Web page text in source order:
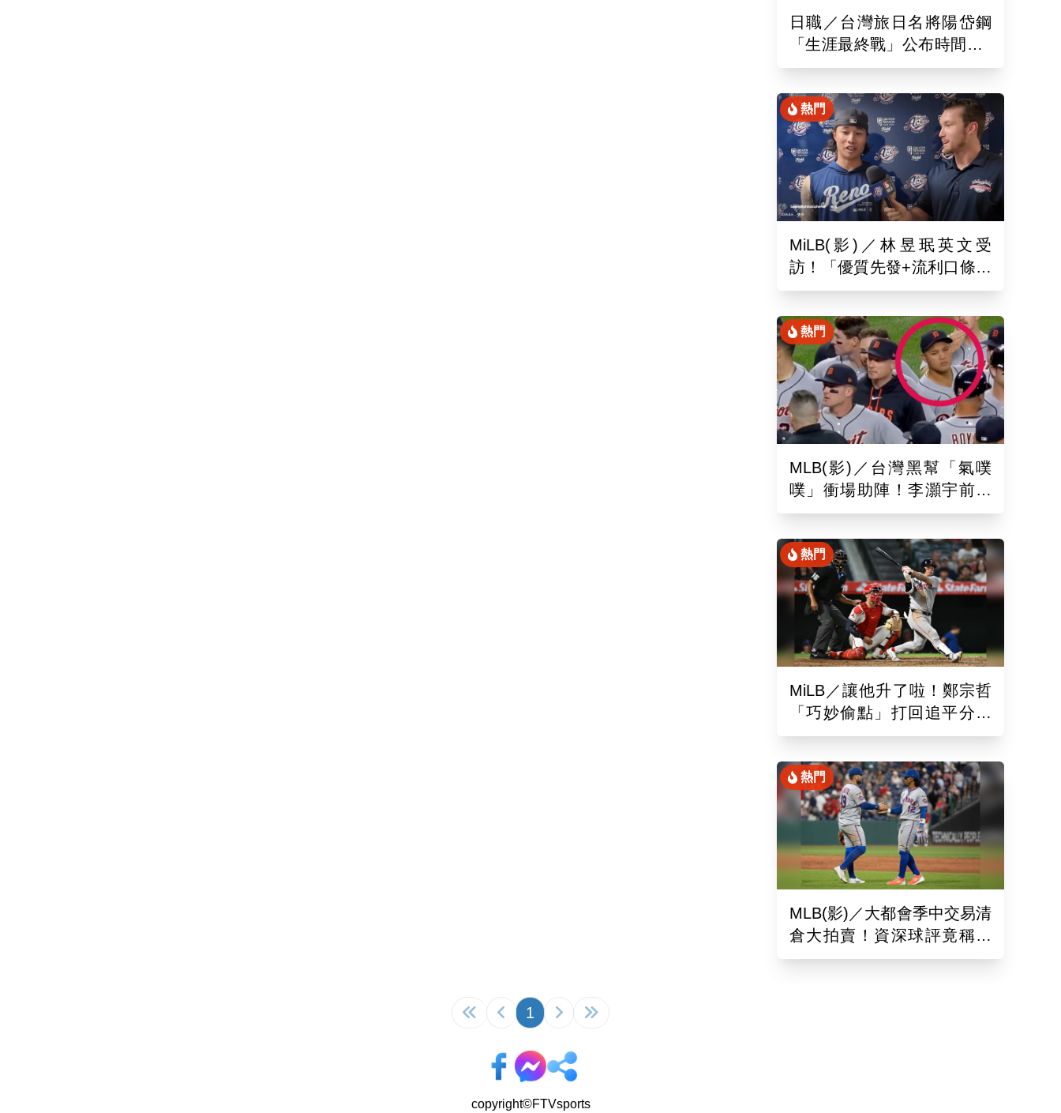
日職／台灣旅日名將陽岱鋼
「生涯最終戰」公布時間！9
月26於新潟主場舉辦引退儀
熱門
MiLB(影)／林昱珉英文受
訪！「優質先發+流利口條」
被讚爆 網：有Ray的感覺
熱門
MLB(影)／台灣黑幫「氣噗
噗」衝場助陣！李灝宇前輩
遭觸身球「引爆大場面」
熱門
MiLB／讓他升了啦！鄭宗哲
「巧妙偷點」打回追平分助
隊以10比4大勝
熱門
MLB(影)／大都會季中交易清
倉大拍賣！資深球評竟稱送
出的球員都是「垃圾」
1
copyright©FTVsports